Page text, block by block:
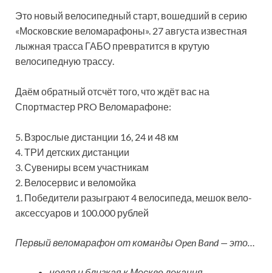
Это новый велосипедный старт, вошедший в серию
«Московские веломарафоны». 27 августа известная
лыжная трасса ГАБО превратится в крутую
велосипедную трассу.
Даём обратный отсчёт того, что ждёт вас на
Спортмастер PRO Веломарафоне:
5. Взрослые дистанции 16, 24 и 48 км
4. ТРИ детских дистанции
3. Сувениры всем участникам
2. Велосервис и веломойка
1. Победители разыграют 4 велосипеда, мешок вело-
аксессуаров и 100.000 рублей
Первый веломарафон от команды Open Band — это…